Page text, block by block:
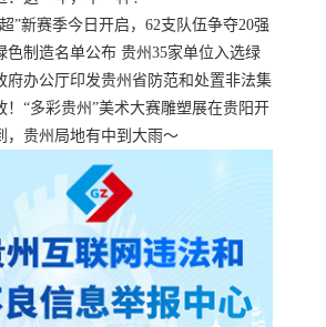
”新赛季今日开启，62支队伍争夺20强
色制造名单公布 贵州35家单位入选绿
府办公厅印发贵州省防范和处置非法集
施细则
！“多彩贵州”美术大赛雕塑展在贵阳开
至1月19日
，贵州局地有中到大雨～